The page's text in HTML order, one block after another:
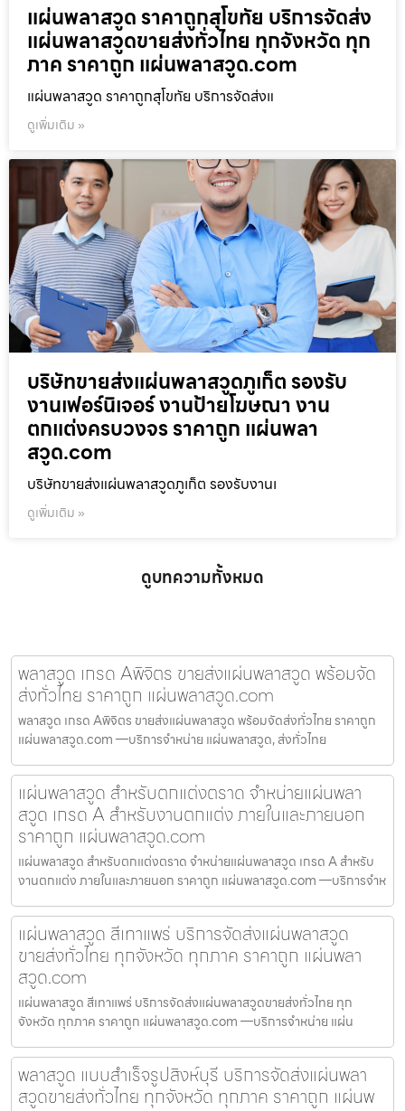
แผ่นพลาสวูด ราคาถูกสุโขทัย บริการจัดส่ง
แผ่นพลาสวูดขายส่งทั่วไทย ทุกจังหวัด ทุก
ภาค ราคาถูก แผ่นพลาสวูด.com
แผ่นพลาสวูด ราคาถูกสุโขทัย บริการจัดส่งแ
ดูเพิ่มเติม »
บริษัทขายส่งแผ่นพลาสวูดภูเก็ต รองรับ
งานเฟอร์นิเจอร์ งานป้ายโฆษณา งาน
ตกแต่งครบวงจร ราคาถูก แผ่นพลา
สวูด.com
บริษัทขายส่งแผ่นพลาสวูดภูเก็ต รองรับงานเ
ดูเพิ่มเติม »
ดูบทความทั้งหมด
พลาสวูด เกรด Aพิจิตร ขายส่งแผ่นพลาสวูด พร้อมจัด
ส่งทั่วไทย ราคาถูก แผ่นพลาสวูด.com
พลาสวูด เกรด Aพิจิตร ขายส่งแผ่นพลาสวูด พร้อมจัดส่งทั่วไทย ราคาถูก
แผ่นพลาสวูด.com —บริการจำหน่าย แผ่นพลาสวูด, ส่งทั่วไทย
แผ่นพลาสวูด สำหรับตกแต่งตราด จำหน่ายแผ่นพลา
สวูด เกรด A สำหรับงานตกแต่ง ภายในและภายนอก
ราคาถูก แผ่นพลาสวูด.com
แผ่นพลาสวูด สำหรับตกแต่งตราด จำหน่ายแผ่นพลาสวูด เกรด A สำหรับ
งานตกแต่ง ภายในและภายนอก ราคาถูก แผ่นพลาสวูด.com —บริการจำห
แผ่นพลาสวูด สีเทาแพร่ บริการจัดส่งแผ่นพลาสวูด
ขายส่งทั่วไทย ทุกจังหวัด ทุกภาค ราคาถูก แผ่นพลา
สวูด.com
แผ่นพลาสวูด สีเทาแพร่ บริการจัดส่งแผ่นพลาสวูดขายส่งทั่วไทย ทุก
จังหวัด ทุกภาค ราคาถูก แผ่นพลาสวูด.com —บริการจำหน่าย แผ่น
พลาสวูด แบบสำเร็จรูปสิงห์บุรี บริการจัดส่งแผ่นพลา
สวูดขายส่งทั่วไทย ทุกจังหวัด ทุกภาค ราคาถูก แผ่นพ